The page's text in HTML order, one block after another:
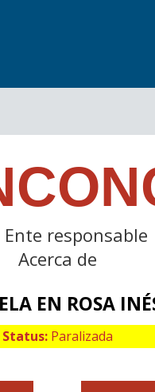
Ente responsable
Acerca de
EN ROSA
Status: Paralizada